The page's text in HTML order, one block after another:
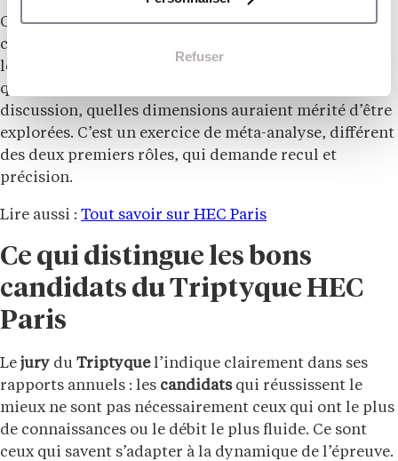
Refuser
Ce que lesexaminateursattendent ici n’est pas un
compte-rendu de ce qui a été dit. Ils attendent une
lecture critique : qui a mieux argumenté et pourquoi,
quels moments ont fait avancer ou stagner la
discussion, quelles dimensions auraient mérité d’être
explorées. C’est un exercice de méta-analyse, différent
des deux premiers rôles, qui demande recul et
précision.
Lire aussi : Tout savoir sur HEC Paris
Ce qui distingue les bons
candidats du Triptyque HEC
Paris
Le jury du Triptyquel’indique clairement dans ses
rapports annuels : les candidatsqui réussissent le
mieux ne sont pas nécessairement ceux qui ont le plus
de connaissances ou le débit le plus fluide. Ce sont
ceux qui savent s’adapter à la dynamique de l’épreuve.